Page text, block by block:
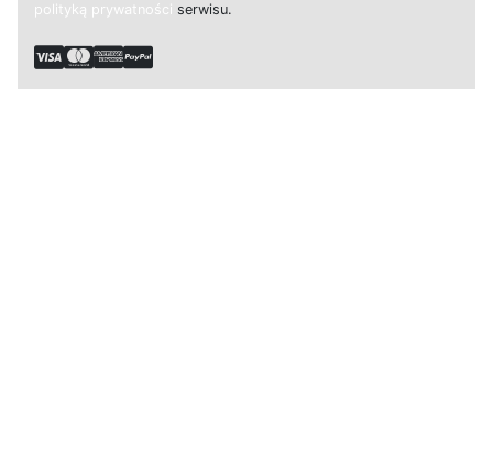
polityką prywatności serwisu.